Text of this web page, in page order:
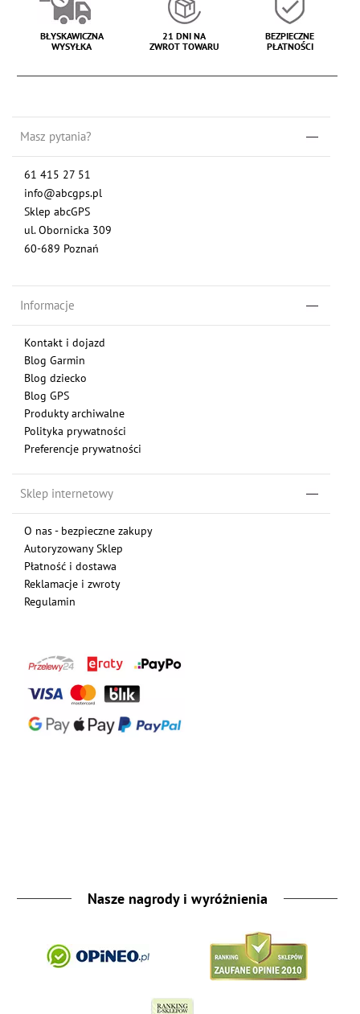
BŁYSKAWICZNA
WYSYŁKA
21 DNI NA
ZWROT TOWARU
BEZPIECZNE
PŁATNOŚCI
Masz pytania?
61 415 27 51
info@abcgps.pl
Sklep abcGPS
ul. Obornicka 309
60-689 Poznań
Informacje
Kontakt i dojazd
Blog Garmin
Blog dziecko
Blog GPS
Produkty archiwalne
Polityka prywatności
Preferencje prywatności
Sklep internetowy
O nas - bezpieczne zakupy
Autoryzowany Sklep
Płatność i dostawa
Reklamacje i zwroty
Regulamin
Nasze nagrody i wyróżnienia